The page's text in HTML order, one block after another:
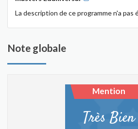
La description de ce programme n'a pas
Note globale
Mention
Très Bien